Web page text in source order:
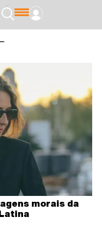
morais da